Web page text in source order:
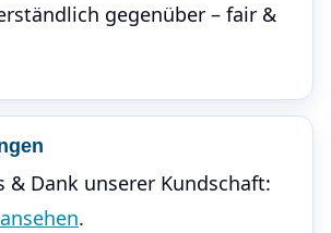
gegenüber – fair &
& Dank unserer Kundschaft:
.